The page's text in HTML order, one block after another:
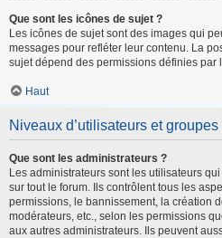
Que sont les icônes de sujet ?
Les icônes de sujet sont des images qui
messages pour refléter leur contenu. La
sujet dépend des permissions définies par
Haut
Niveaux d’utilisateurs et groupes
Que sont les administrateurs ?
Les administrateurs sont les utilisateurs
sur tout le forum. Ils contrôlent tous les
permissions, le bannissement, la création
modérateurs, etc., selon les permissions
aux autres administrateurs. Ils peuvent